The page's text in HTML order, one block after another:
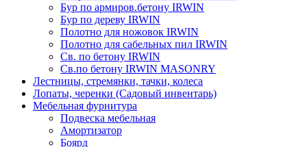
Бур по армиров.бетону IRWIN
Бур по дереву IRWIN
Полотно для ножовок IRWIN
Полотно для сабельных пил IRWIN
Св. по бетону IRWIN
Св.по бетону IRWIN MASONRY
Лестницы, стремянки, тачки, колеса
Лопаты, черенки (Садовый инвентарь)
Мебельная фурнитура
Подвеска мебельная
Амортизатор
Боярд